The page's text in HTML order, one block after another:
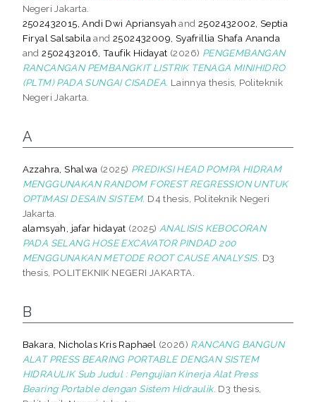
Negeri Jakarta.
2502432015, Andi Dwi Apriansyah and2502432002, Septia
Firyal Salsabila and2502432009, Syafrillia Shafa Ananda
and2502432016, Taufik Hidayat (2026) PENGEMBANGAN
RANCANGAN PEMBANGKIT LISTRIK TENAGA MINIHIDRO
(PLTM) PADA SUNGAI CISADEA. Lainnya thesis, Politeknik
Negeri Jakarta.
A
Azzahra, Shalwa (2025) PREDIKSI HEAD POMPA HIDRAM
MENGGUNAKAN RANDOM FOREST REGRESSION UNTUK
OPTIMASI DESAIN SISTEM. D4 thesis, Politeknik Negeri
Jakarta.
alamsyah, jafar hidayat (2025) ANALISIS KEBOCORAN
PADA SELANG HOSE EXCAVATOR PINDAD 200
MENGGUNAKAN METODE ROOT CAUSE ANALYSIS. D3
thesis, POLITEKNIK NEGERI JAKARTA.
B
Bakara, Nicholas Kris Raphael (2026) RANCANG BANGUN
ALAT PRESS BEARING PORTABLE DENGAN SISTEM
HIDRAULIK Sub Judul : Pengujian Kinerja Alat Press
Bearing Portable dengan Sistem Hidraulik. D3 thesis,